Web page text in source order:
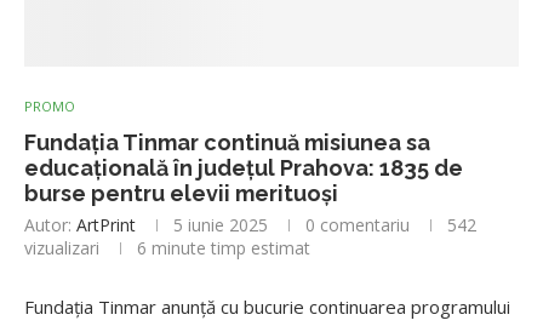
PROMO
Fundația Tinmar continuă misiunea sa
educațională în județul Prahova: 1835 de
burse pentru elevii merituoși
Autor: ArtPrint 5 iunie 2025 0 comentariu
542
vizualizari
6 minute timp estimat
Fundația Tinmar anunță cu bucurie continuarea programului